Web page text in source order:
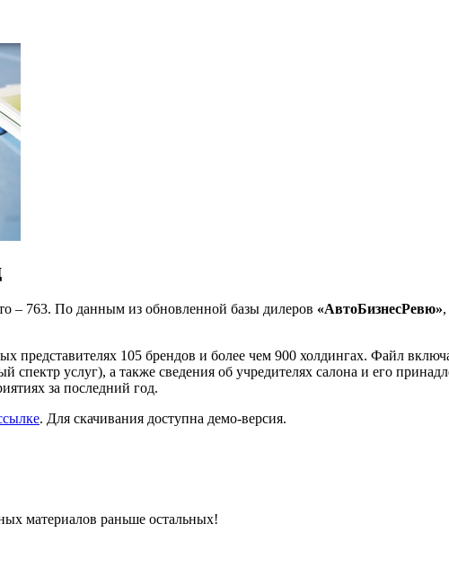
– 763. По данным из обновленной базы дилеров «АвтоБизнесРевю»
представителях 105 брендов и более чем 900 холдингах. Файл
спектр услуг), а также сведения об учредителях салона и его
за последний год.
. Для скачивания доступна демо-версия.
материалов раньше остальных!